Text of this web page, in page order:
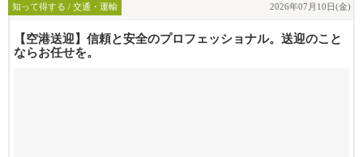
知って得する / 交通・運輸 2026年07月10日(金)
【空港送迎】信頼と安全のプロフェッショナル。送迎のこと
ならお任せを。